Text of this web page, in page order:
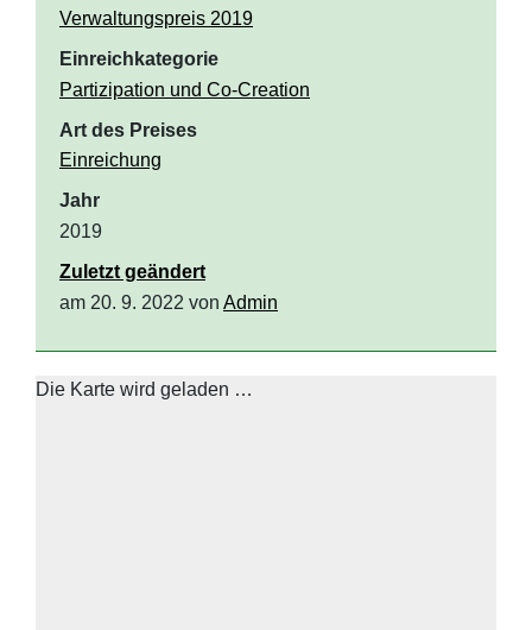
Verwaltungspreis 2019
Einreichkategorie
Partizipation und Co-Creation
Art des Preises
Einreichung
Jahr
2019
Zuletzt geändert
am 20. 9. 2022 von Admin
Die Karte wird geladen …